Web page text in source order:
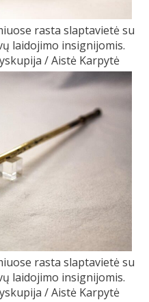
rasta slaptavietė su
laidojimo insignijomis.
/ Aistė Karpytė
rasta slaptavietė su
laidojimo insignijomis.
/ Aistė Karpytė